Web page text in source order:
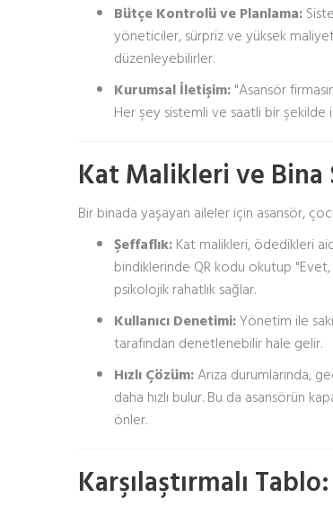
Bütçe Kontrolü ve Planlama:
yöneticiler, sürpriz ve yüksek
düzenleyebilirler.
Kurumsal İletişim: "Asansör
Her şey sistemli ve saatli bir şekilde
Kat Malikleri ve Bina
Bir binada yaşayan aileler için asansör,
Şeffaflık: Kat malikleri, ödedikleri
bindiklerinde QR kodu okutup
psikolojik rahatlık sağlar.
Kullanıcı Denetimi:Yönetim ile
tarafından denetlenebilir hale gelir.
Hızlı Çözüm:Arıza durumlarında,
daha hızlı bulur. Bu da asansörün
önler.
Karşılaştırmalı